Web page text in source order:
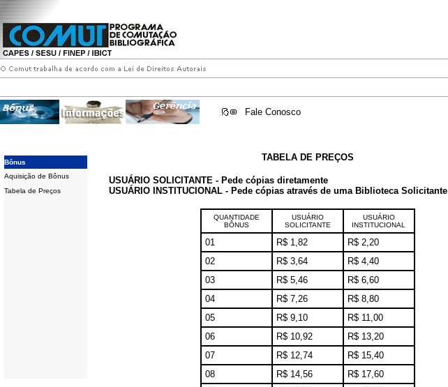
Fale Conosco
Bônus
Aquisição de Bônus
Tabela de Preços
TABELA DE PREÇOS
USUÁRIO SOLICITANTE - Pede cópias diretamente
USUÁRIO INSTITUCIONAL - Pede cópias através de uma Biblioteca Solicitante
QUANTIDADE
BÔNUS
USUÁRIO
SOLICITANTE
USUÁRIO
INSTITUCIONAL
01 R$ 1,82
R$ 2,20
02
R$ 3,64
R$ 4,40
03
R$ 5,46
R$ 6,60
04
R$ 7,26
R$ 8,80
05
R$ 9,10
R$ 11,00
06
R$ 10,92
R$ 13,20
07
R$ 12,74
R$ 15,40
08
R$ 14,56
R$ 17,60